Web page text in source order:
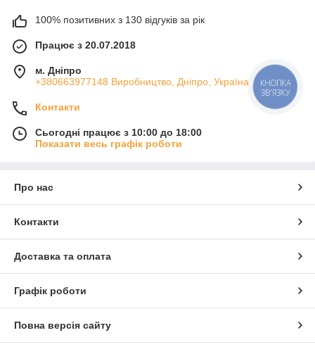
100% позитивних з 130 відгуків за рік
Працює з 20.07.2018
м. Дніпро
+380663977148 Виробництво, Дніпро, Україна
Контакти
Сьогодні працює з 10:00 до 18:00
Показати весь графік роботи
Про нас
Контакти
Доставка та оплата
Графік роботи
Повна версія сайту
КНОПКА
ЗВ'ЯЗКУ